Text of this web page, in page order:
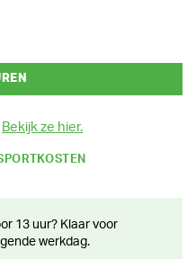
Bekijk ze hier.
werkdag.